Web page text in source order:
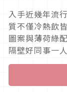
入手近幾年流
質不僅冷熱飲
圖案與薄荷綠
隔壁好同事一